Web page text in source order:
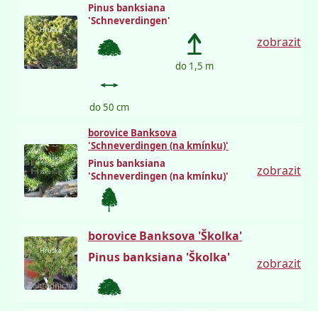
Hruška
Pinus banksiana
'Schneverdingen'
do 1,5 m
do 50 cm
zobrazit
Hruška
borovice Banksova
'Schneverdingen (na kmínku)'
Pinus banksiana
'Schneverdingen (na kmínku)'
zobrazit
Hruška
borovice Banksova 'Školka'
Pinus banksiana 'Školka'
zobrazit